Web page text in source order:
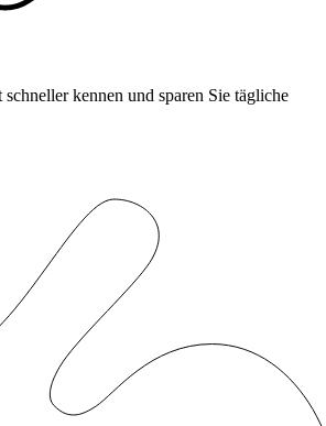
kennen und sparen Sie tägliche